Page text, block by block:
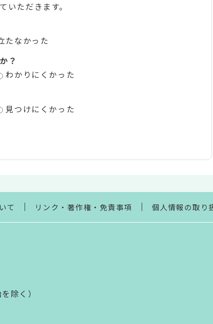
ただきます。
たなかった
？
わかりにくかった
見つけにくかった
て リンク・著作権・免責事項 個人情報の取り
除く）